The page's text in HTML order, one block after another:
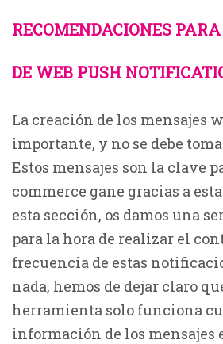
RECOMENDACIONES
DE WEB PUSH
La creación de los mensajes
importante, y no se debe
Estos mensajes son la clave
commerce gane gracias a
esta sección, os damos una
para la hora de realizar el
frecuencia de estas
nada, hemos de dejar claro
herramienta solo funciona
información de los mensajes